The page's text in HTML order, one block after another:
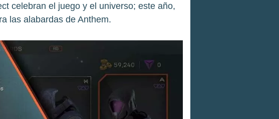
celebran el juego y el universo; este año,
las alabardas de Anthem.